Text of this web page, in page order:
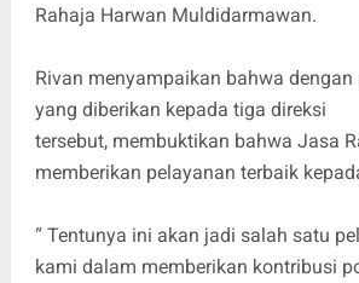
Rahaja Harwan Muldidarmawan.
Rivan menyampaikan bahwa dengan
yang diberikan kepada tiga direksi
tersebut, membuktikan bahwa Jasa
memberikan pelayanan terbaik
“ Tentunya ini akan jadi salah satu
kami dalam memberikan kontribusi